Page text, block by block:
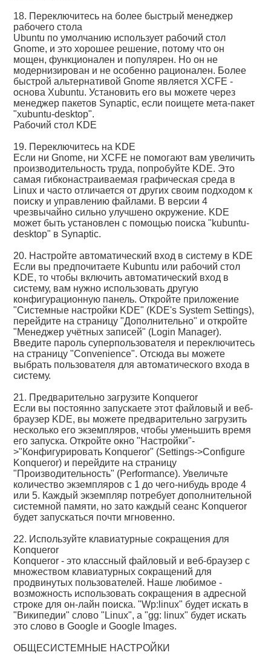
18. Переключитесь на более быстрый менеджер
рабочего стола
Ubuntu по умолчанию использует рабочий стол
Gnome, и это хорошее решение, потому что он
мощен, функционален и популярен. Но он не
модернизирован и не особенно рационален. Более
быстрой альтернативой Gnome является XCFE -
основа Xubuntu. Установить его вы можете через
менеджер пакетов Synaptic, если поищете мета-пакет
"xubuntu-desktop".
Рабочий стол KDE
19. Переключитесь на KDE
Если ни Gnome, ни XCFE не помогают вам увеличить
производительность труда, попробуйте KDE. Это
самая гибконастраиваемая графическая среда в
Linux и часто отличается от других своим подходом к
поиску и управлению файлами. В версии 4
чрезвычайно сильно улучшено окружение. KDE
может быть установлен с помощью поиска "kubuntu-
desktop" в Synaptic.
20. Настройте автоматический вход в систему в KDE
Если вы предпочитаете Kubuntu или рабочий стол
KDE, то чтобы включить автоматический вход в
систему, вам нужно использовать другую
конфигурационную панель. Откройте приложение
"Системные настройки KDE" (KDE's System Settings),
перейдите на страницу "Дополнительно" и откройте
"Менеджер учётных записей" (Login Manager).
Введите пароль суперпользователя и переключитесь
на страницу "Convenience". Отсюда вы можете
выбрать пользователя для автоматического входа в
систему.
21. Предварительно загрузите Konqueror
Если вы постоянно запускаете этот файловый и веб-
браузер KDE, вы можете предварительно загрузить
несколько его экземпляров, чтобы уменьшить время
его запуска. Откройте окно "Настройки"-
>"Конфигурировать Konqueror" (Settings->Configure
Konqueror) и перейдите на страницу
"Производительность" (Performance). Увеличьте
количество экземпляров с 1 до чего-нибудь вроде 4
или 5. Каждый экземпляр потребует дополнительной
системной памяти, но зато каждый сеанс Konqueror
будет запускаться почти мгновенно.
22. Используйте клавиатурные сокращения для
Konqueror
Konqueror - это классный файловый и веб-браузер с
множеством клавиатурных сокращений для
продвинутых пользователей. Наше любимое -
возможность использовать сокращения в адресной
строке для он-лайн поиска. "Wp:linux" будет искать в
"Википедии" слово "Linux", а "gg: linux" будет искать
это слово в Google и Google Images.
ОБЩЕСИСТЕМНЫЕ НАСТРОЙКИ